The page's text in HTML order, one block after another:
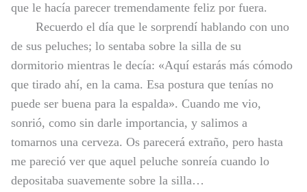
que le hacía parecer tremendamente feliz por fuera.
Recuerdo el día que le sorprendí hablando con uno
de sus peluches; lo sentaba sobre la silla de su
dormitorio mientras le decía: «Aquí estarás más cómodo
que tirado ahí, en la cama. Esa postura que tenías no
puede ser buena para la espalda». Cuando me vio,
sonrió, como sin darle importancia, y salimos a
tomarnos una cerveza. Os parecerá extraño, pero hasta
me pareció ver que aquel peluche sonreía cuando lo
depositaba suavemente sobre la silla…